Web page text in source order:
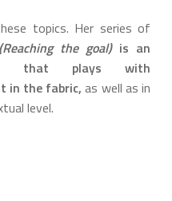
topics. Her series of
(Reaching the goal)is an
that plays with
in the fabric,as well as in
level.